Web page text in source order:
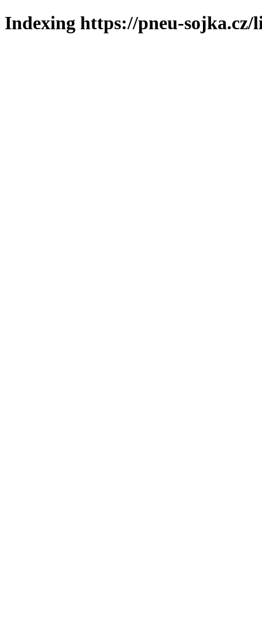
Indexing https://pneu-sojka.cz/